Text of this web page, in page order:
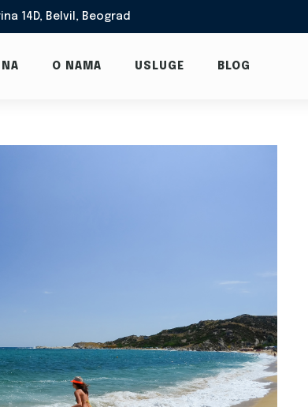
14D, Belvil, Beograd
O NAMA USLUGE BLOG